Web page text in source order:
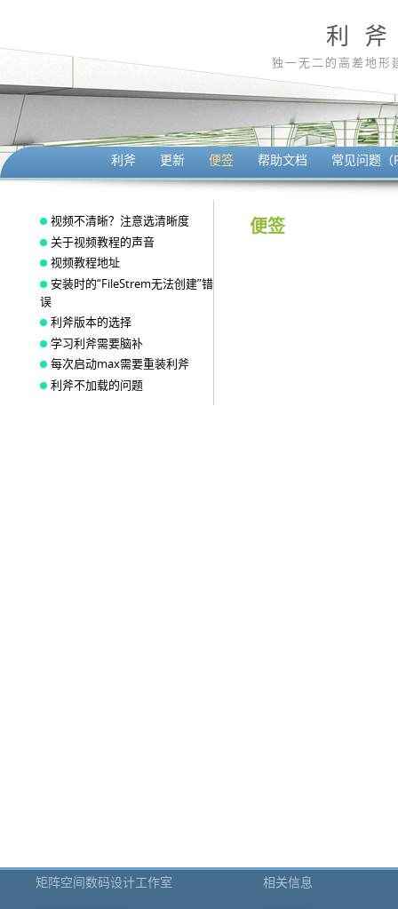
利 斧
独一无二的高差地形
利斧 更新 便签 帮助文档 常见问题（
视频不清晰？注意选清晰度
关于视频教程的声音
视频教程地址
安装时的“FileStrem无法创建”错
误
利斧版本的选择
学习利斧需要脑补
每次启动max需要重装利斧
利斧不加载的问题
便签
矩阵空间数码设计工作室 相关信息